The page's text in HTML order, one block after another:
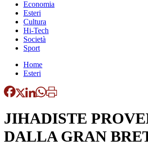
Economia
Esteri
Cultura
Hi-Tech
Società
Sport
Home
Esteri
JIHADISTE
DALLA GRAN